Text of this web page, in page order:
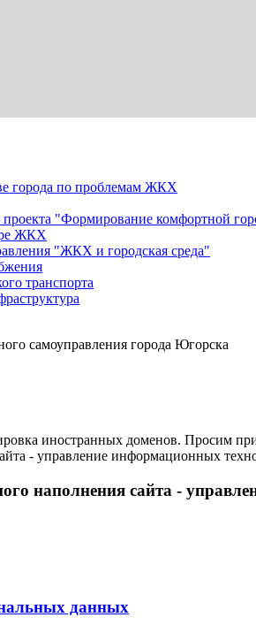
города по проблемам ЖКХ
проекта "Формирование комфортной
ЖКХ
"ЖКХ и городская среда"
транспорта
самоуправления города Югорска
иностранных доменов. Просим
- управление информационных
наполнения сайта -
данных